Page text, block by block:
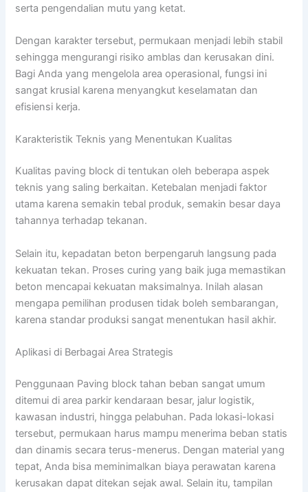
serta pengendalian mutu yang ketat.
Dengan karakter tersebut, permukaan menjadi lebih stabil
sehingga mengurangi risiko amblas dan kerusakan dini.
Bagi Anda yang mengelola area operasional, fungsi ini
sangat krusial karena menyangkut keselamatan dan
efisiensi kerja.
Karakteristik Teknis yang Menentukan Kualitas
Kualitas paving block di tentukan oleh beberapa aspek
teknis yang saling berkaitan. Ketebalan menjadi faktor
utama karena semakin tebal produk, semakin besar daya
tahannya terhadap tekanan.
Selain itu, kepadatan beton berpengaruh langsung pada
kekuatan tekan. Proses curing yang baik juga memastikan
beton mencapai kekuatan maksimalnya. Inilah alasan
mengapa pemilihan produsen tidak boleh sembarangan,
karena standar produksi sangat menentukan hasil akhir.
Aplikasi di Berbagai Area Strategis
Penggunaan Paving block tahan beban sangat umum
ditemui di area parkir kendaraan besar, jalur logistik,
kawasan industri, hingga pelabuhan. Pada lokasi-lokasi
tersebut, permukaan harus mampu menerima beban statis
dan dinamis secara terus-menerus. Dengan material yang
tepat, Anda bisa meminimalkan biaya perawatan karena
kerusakan dapat ditekan sejak awal. Selain itu, tampilan